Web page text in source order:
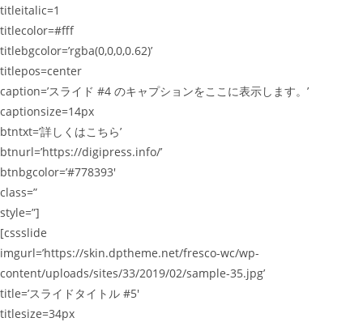
titleitalic=1
titlecolor=#fff
titlebgcolor=’rgba(0,0,0,0.62)’
titlepos=center
caption=’スライド #4 のキャプションをここに表示します。’
captionsize=14px
btntxt=’詳しくはこちら’
btnurl=’https://digipress.info/’
btnbgcolor=’#778393′
class=”
style=”]
[cssslide
imgurl=’https://skin.dptheme.net/fresco-wc/wp-
content/uploads/sites/33/2019/02/sample-35.jpg’
title=’スライドタイトル #5′
titlesize=34px